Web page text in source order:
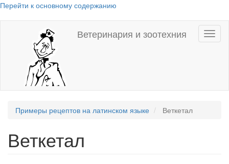
Перейти к основному содержанию
Ветеринария и зоотехния
Примеры рецептов на латинском языке Веткетал
Веткетал